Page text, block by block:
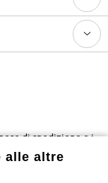
di spedizione e i
alle altre